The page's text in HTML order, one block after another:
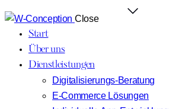
Close
Start
Über uns
Dienstleistungen
Digitalisierungs-Beratung
E-Commerce Lösungen